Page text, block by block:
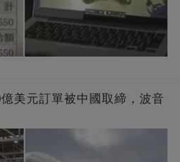
美元訂單被中國取締，波音